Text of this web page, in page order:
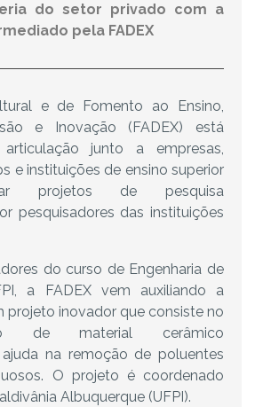
do setor privado com a
pela FADEX
e de Fomento ao Ensino,
e Inovação (FADEX) está
junto a empresas,
e instituições de ensino superior
projetos de pesquisa
pesquisadores das instituições
do curso de Engenharia de
a FADEX vem auxiliando a
projeto inovador que consiste no
de material cerâmico
na remoção de poluentes
O projeto é coordenado
Albuquerque (UFPI).